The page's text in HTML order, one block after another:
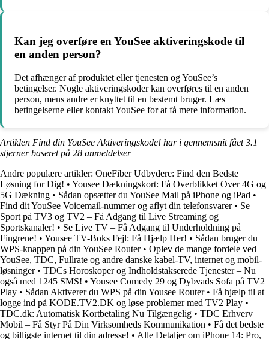
Kan jeg overføre en YouSee aktiveringskode til
en anden person?
Det afhænger af produktet eller tjenesten og YouSee’s
betingelser. Nogle aktiveringskoder kan overføres til en anden
person, mens andre er knyttet til en bestemt bruger. Læs
betingelserne eller kontakt YouSee for at få mere information.
Artiklen Find din YouSee Aktiveringskode! har i gennemsnit fået3.1
stjerner baseret på 28 anmeldelser
Andre populære artikler: OneFiber Udbydere: Find den Bedste
Løsning for Dig! • Yousee Dækningskort: Få Overblikket Over 4G og
5G Dækning • Sådan opsætter du YouSee Mail på iPhone og iPad •
Find dit YouSee Voicemail-nummer og aflyt din telefonsvarer• Se
Sport på TV3 og TV2 – Få Adgang til Live Streaming og
Sportskanaler! • Se Live TV – Få Adgang til Underholdning på
Fingrene! • Yousee TV-Boks Fejl: Få Hjælp Her! • Sådan bruger du
WPS-knappen på din YouSee Router• Oplev de mange fordele ved
YouSee, TDC, Fullrate og andre danske kabel-TV, internet og mobil-
løsninger• TDCs Horoskoper og Indholdstakserede Tjenester – Nu
også med 1245 SMS! • Yousee Comedy 29 og Dybvads Sofa på TV2
Play • Sådan Aktiverer du WPS på din Yousee Router• Få hjælp til at
logge ind på KODE.TV2.DK og løse problemer med TV2 Play •
TDC.dk: Automatisk Kortbetaling Nu Tilgængelig • TDC Erhverv
Mobil – Få Styr På Din Virksomheds Kommunikation • Få det bedste
og billigste internet til din adresse! • Alle Detaljer om iPhone 14: Pro,